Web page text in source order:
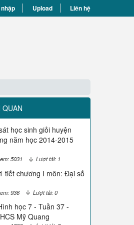
Upload Liên hệ
học sinh giỏi huyện
năm học 2014-2015
5031 Lượt tải: 1
tiết chương I môn: Đại số
936 Lượt tải: 0
học 7 - Tuần 37 -
Mỹ Quang